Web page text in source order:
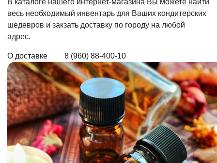
В каталоге нашего интернет-магазина Вы можете найти
весь необходимый инвентарь для Ваших кондитерских
шедевров и закзать доставку по городу на любой
адрес.
О доставке 8 (960) 88-400-10